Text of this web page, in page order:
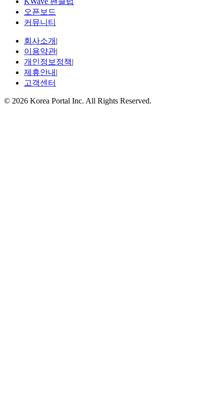
오픈보드
커뮤니티
회사소개 |
이용약관|
개인정보정책|
제휴안내 |
고객센터
© 2026 Korea Portal Inc. All Rights Reserved.